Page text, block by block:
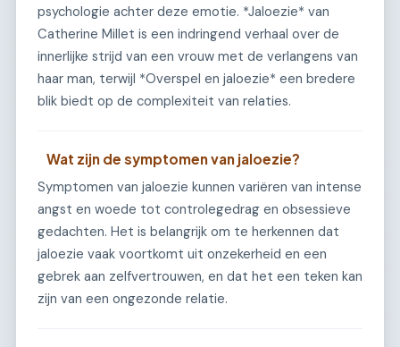
psychologie achter deze emotie. *Jaloezie* van
Catherine Millet is een indringend verhaal over de
innerlijke strijd van een vrouw met de verlangens van
haar man, terwijl *Overspel en jaloezie* een bredere
blik biedt op de complexiteit van relaties.
Wat zijn de symptomen van jaloezie?
Symptomen van jaloezie kunnen variëren van intense
angst en woede tot controlegedrag en obsessieve
gedachten. Het is belangrijk om te herkennen dat
jaloezie vaak voortkomt uit onzekerheid en een
gebrek aan zelfvertrouwen, en dat het een teken kan
zijn van een ongezonde relatie.